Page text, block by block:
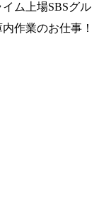
ム上場SBSグル
作業のお仕事！